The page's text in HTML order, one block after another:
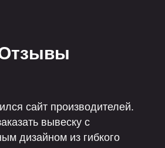
сайт производителей.
вывеску с
дизайном из гибкого